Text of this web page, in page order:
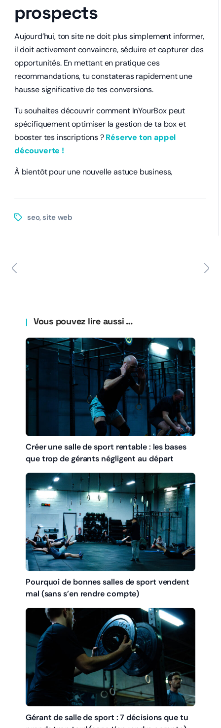
prospects
Aujourd’hui, ton site ne doit plus simplement informer,
il doit activement convaincre, séduire et capturer des
opportunités. En mettant en pratique ces
recommandations, tu constateras rapidement une
hausse significative de tes conversions.
Tu souhaites découvrir comment InYourBox peut
spécifiquement optimiser la gestion de ta box et
booster tes inscriptions ?Réserve ton appel
découverte !
À bientôt pour une nouvelle astuce business,
seo, site web
Vous pouvez lire aussi …
Créer une salle de sport rentable : les bases
que trop de gérants négligent au départ
Pourquoi de bonnes salles de sport vendent
mal (sans s’en rendre compte)
Gérant de salle de sport : 7 décisions que tu